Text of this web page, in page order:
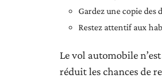
Gardez une copie des
Restez attentif aux
Le vol automobile
réduit les chances de